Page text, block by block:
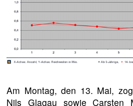
Am Montag, den 13. Mai,
Nils Glagau sowie Carsten